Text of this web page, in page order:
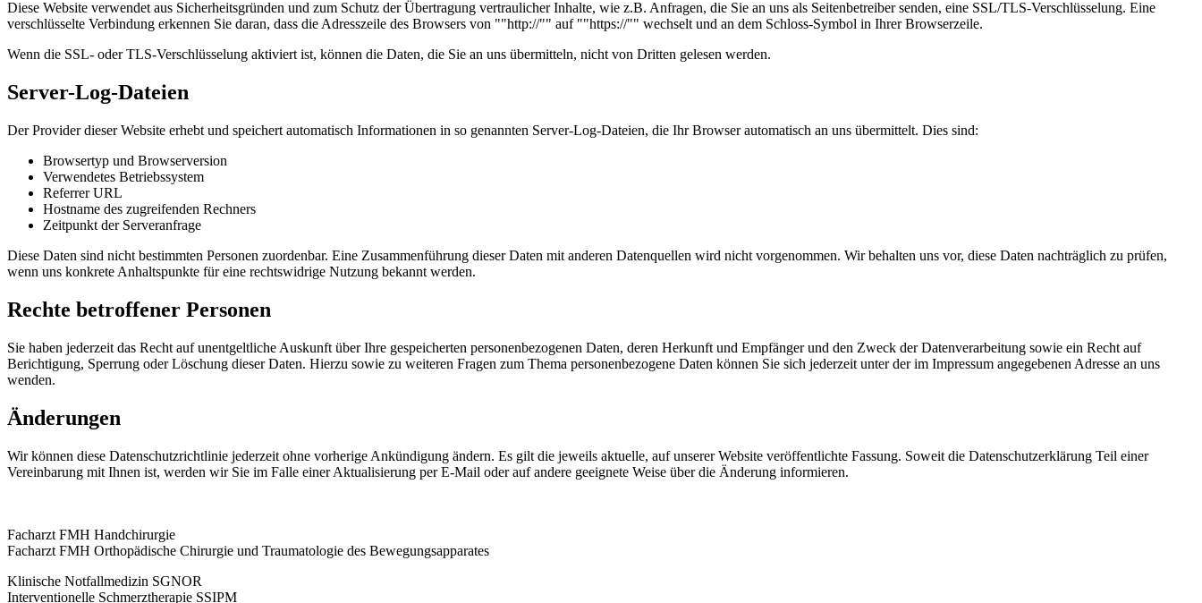
Diese Website verwendet aus Sicherheitsgründen und zum Schutz der Übertragung vertraulicher Inhalte, wie z.B. Anfragen, die Sie an uns als Seitenbetreiber senden, eine SSL/TLS-Verschlüsselung. Eine
verschlüsselte Verbindung erkennen Sie daran, dass die Adresszeile des Browsers von ""http://"" auf ""https://"" wechselt und an dem Schloss-Symbol in Ihrer Browserzeile.
Wenn die SSL- oder TLS-Verschlüsselung aktiviert ist, können die Daten, die Sie an uns übermitteln, nicht von Dritten gelesen werden.
Server-Log-Dateien
Der Provider dieser Website erhebt und speichert automatisch Informationen in so genannten Server-Log-Dateien, die Ihr Browser automatisch an uns übermittelt. Dies sind:
Browsertyp und Browserversion
Verwendetes Betriebssystem
Referrer URL
Hostname des zugreifenden Rechners
Zeitpunkt der Serveranfrage
Diese Daten sind nicht bestimmten Personen zuordenbar. Eine Zusammenführung dieser Daten mit anderen Datenquellen wird nicht vorgenommen. Wir behalten uns vor, diese Daten nachträglich zu prüfen,
wenn uns konkrete Anhaltspunkte für eine rechtswidrige Nutzung bekannt werden.
Rechte betroffener Personen
Sie haben jederzeit das Recht auf unentgeltliche Auskunft über Ihre gespeicherten personenbezogenen Daten, deren Herkunft und Empfänger und den Zweck der Datenverarbeitung sowie ein Recht auf
Berichtigung, Sperrung oder Löschung dieser Daten. Hierzu sowie zu weiteren Fragen zum Thema personenbezogene Daten können Sie sich jederzeit unter der im Impressum angegebenen Adresse an uns
wenden.
Änderungen
Wir können diese Datenschutzrichtlinie jederzeit ohne vorherige Ankündigung ändern. Es gilt die jeweils aktuelle, auf unserer Website veröffentlichte Fassung. Soweit die Datenschutzerklärung Teil einer
Vereinbarung mit Ihnen ist, werden wir Sie im Falle einer Aktualisierung per E-Mail oder auf andere geeignete Weise über die Änderung informieren.
Facharzt FMH Handchirurgie
Facharzt FMH Orthopädische Chirurgie und Traumatologie des Bewegungsapparates
Klinische Notfallmedizin SGNOR
Interventionelle Schmerztherapie SSIPM